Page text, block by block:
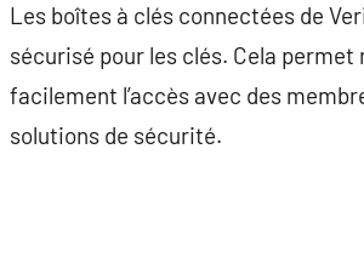
Les boîtes à clés connectées de
sécurisé pour les clés. Cela
facilement l’accès avec des
solutions de sécurité.